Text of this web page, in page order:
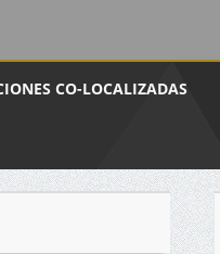
CO-LOCALIZADAS